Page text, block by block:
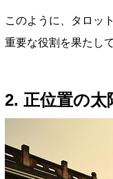
このように、タロッ
重要な役割を果たし
2. 正位置の